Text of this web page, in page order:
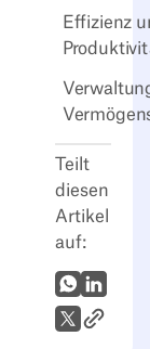
Effizienz
Teilt
diesen
Artikel
auf:
WhatsApp
X (Twitter)
Link